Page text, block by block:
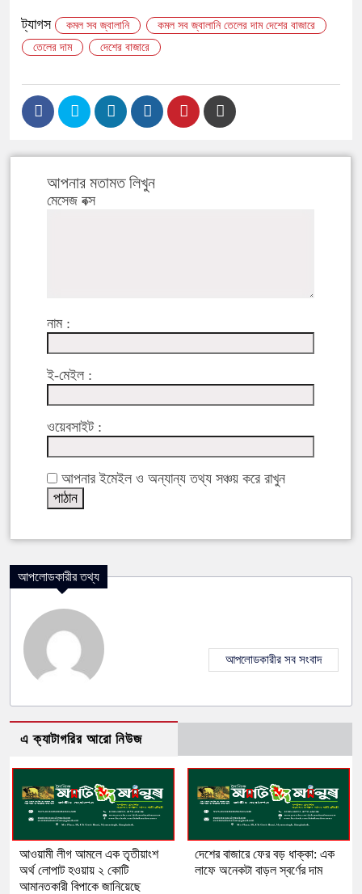
ট্যাগস কমল সব জ্বালানি
কমল সব জ্বালানি তেলের দাম দেশের বাজারে
তেলের দাম
দেশের বাজারে
আপনার মতামত লিখুন
মেসেজ বক্স
নাম :
ই-মেইল :
ওয়েবসাইট :
আপনার ইমেইল ও অন্যান্য তথ্য সঞ্চয় করে রাখুন
আপলোডকারীর তথ্য
আপলোডকারীর সব সংবাদ
এ ক্যাটাগরির আরো নিউজ
আওয়ামী লীগ আমলে এক তৃতীয়াংশ
অর্থ লোপাট হওয়ায় ২ কোটি
আমানতকারী বিপাকে জানিয়েছে
দেশের বাজারে ফের বড় ধাক্কা: এক
লাফে অনেকটা বাড়ল স্বর্ণের দাম